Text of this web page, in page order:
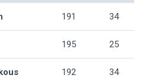
191 34
195 25
192 34